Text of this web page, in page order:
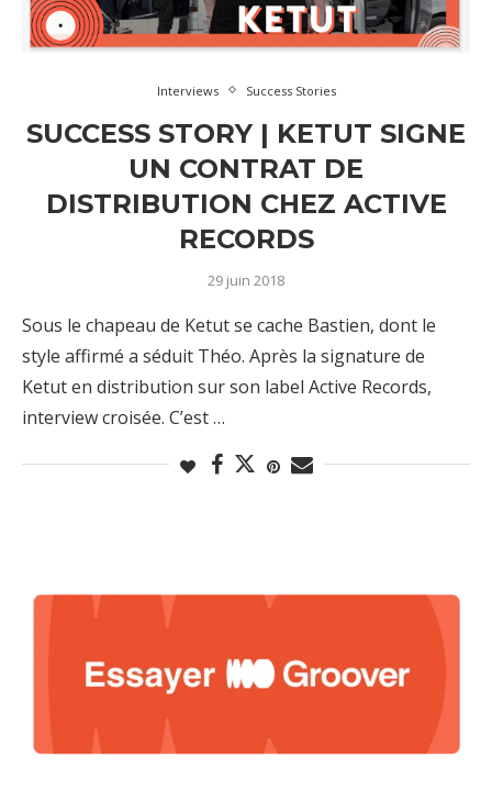
Interviews Success Stories
SUCCESS STORY | KETUT SIGNE
UN CONTRAT DE
DISTRIBUTION CHEZ ACTIVE
RECORDS
29 juin 2018
Sous le chapeau de Ketut se cache Bastien, dont le
style affirmé a séduit Théo. Après la signature de
Ketut en distribution sur son label Active Records,
interview croisée. C’est …